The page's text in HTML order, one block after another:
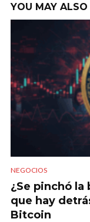
YOU MAY ALSO
NEGOCIOS
¿Se pinchó la
que hay
Bitcoin